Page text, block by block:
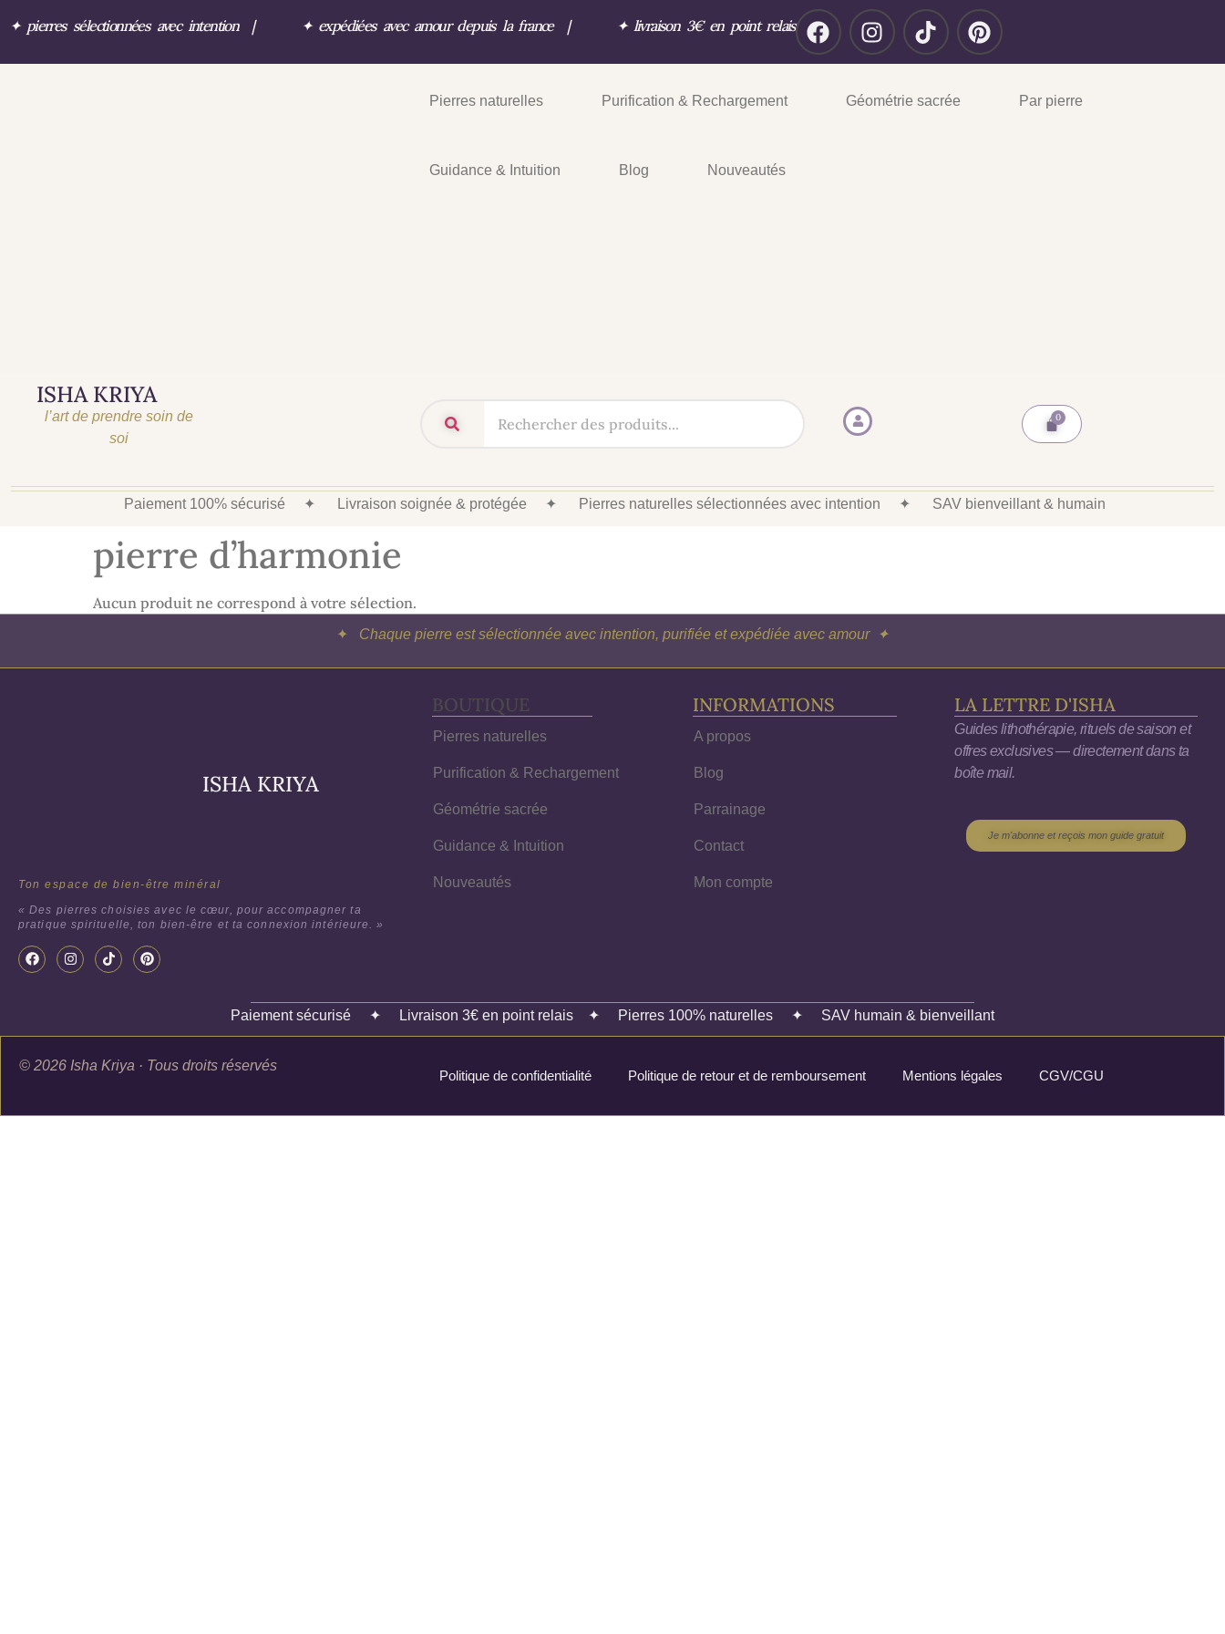
✦ pierres sélectionnées avec intention | ✦ expédiées avec amour depuis la france | ✦ livraison 3€ en point relais
Pierres naturelles Purification & Rechargement Géométrie sacrée Par pierre
Guidance & Intuition Blog Nouveautés
ISHA KRIYA
l’art de prendre soin de
soi
Paiement 100% sécurisé ✦ Livraison soignée & protégée ✦ Pierres naturelles sélectionnées avec intention ✦ SAV bienveillant & humain
pierre d’harmonie
Aucun produit ne correspond à votre sélection.
✦ Chaque pierre est sélectionnée avec intention, purifiée et expédiée avec amour ✦
ISHA KRIYA
Ton espace de bien-être minéral
« Des pierres choisies avec le cœur, pour accompagner ta
pratique spirituelle, ton bien-être et ta connexion intérieure. »
BOUTIQUE
Pierres naturelles
Purification & Rechargement
Géométrie sacrée
Guidance & Intuition
Nouveautés
INFORMATIONS
A propos
Blog
Parrainage
Contact
Mon compte
LA LETTRE D'ISHA
Guides lithothérapie, rituels de saison et
offres exclusives — directement dans ta
boîte mail.
Je m'abonne et reçois mon guide gratuit
Paiement sécurisé ✦ Livraison 3€ en point relais ✦ Pierres 100% naturelles ✦ SAV humain & bienveillant
© 2026 Isha Kriya · Tous droits réservés
Politique de confidentialité Politique de retour et de remboursement Mentions légales CGV/CGU